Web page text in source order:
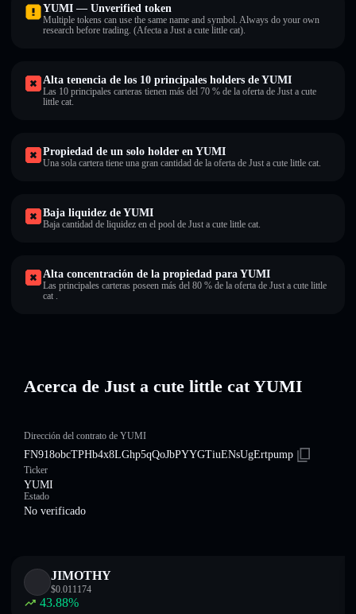
YUMI — Unverified token
Multiple tokens can use the same name and symbol. Always do your own
research before trading. (Afecta a Just a cute little cat).
Alta tenencia de los 10 principales holders de YUMI
Las 10 principales carteras tienen más del 70 % de la oferta de Just a cute
little cat.
Propiedad de un solo holder en YUMI
Una sola cartera tiene una gran cantidad de la oferta de Just a cute little cat.
Baja liquidez de YUMI
Baja cantidad de liquidez en el pool de Just a cute little cat.
Alta concentración de la propiedad para YUMI
Las principales carteras poseen más del 80 % de la oferta de Just a cute little
cat .
Acerca de Just a cute little cat YUMI
Dirección del contrato de YUMI
FN918obcTPHb4x8LGhp5qQoJbPYYGTiuENsUgErtpump
Ticker
YUMI
Estado
No verificado
JIMOTHY
$0.011174
43.88%